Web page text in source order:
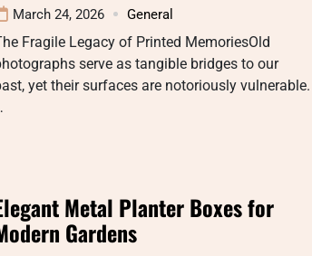
March 24, 2026 General
Fragile Legacy of Printed MemoriesOld
serve as tangible bridges to our
yet their surfaces are notoriously vulnerable.
Metal Planter Boxes for
Gardens